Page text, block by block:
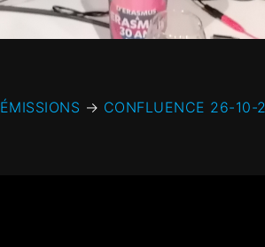
ÉMISSIONS → CONFLUENCE 26-10-